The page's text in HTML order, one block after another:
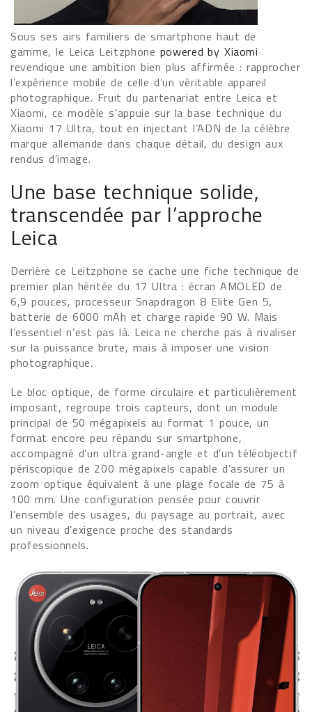
Sous ses airs familiers de smartphone haut de
gamme, le Leica Leitzphone powered by Xiaomi
revendique une ambition bien plus affirmée : rapprocher
l’expérience mobile de celle d’un véritable appareil
photographique. Fruit du partenariat entre Leica et
Xiaomi, ce modèle s’appuie sur la base technique du
Xiaomi 17 Ultra, tout en injectant l’ADN de la célèbre
marque allemande dans chaque détail, du design aux
rendus d’image.
Une base technique solide,
transcendée par l’approche
Leica
Derrière ce Leitzphone se cache une fiche technique de
premier plan héritée du 17 Ultra : écran AMOLED de
6,9 pouces, processeur Snapdragon 8 Elite Gen 5,
batterie de 6000 mAh et charge rapide 90 W. Mais
l’essentiel n’est pas là. Leica ne cherche pas à rivaliser
sur la puissance brute, mais à imposer une vision
photographique.
Le bloc optique, de forme circulaire et particulièrement
imposant, regroupe trois capteurs, dont un module
principal de 50 mégapixels au format 1 pouce, un
format encore peu répandu sur smartphone,
accompagné d’un ultra grand-angle et d’un téléobjectif
périscopique de 200 mégapixels capable d’assurer un
zoom optique équivalent à une plage focale de 75 à
100 mm. Une configuration pensée pour couvrir
l’ensemble des usages, du paysage au portrait, avec
un niveau d’exigence proche des standards
professionnels.